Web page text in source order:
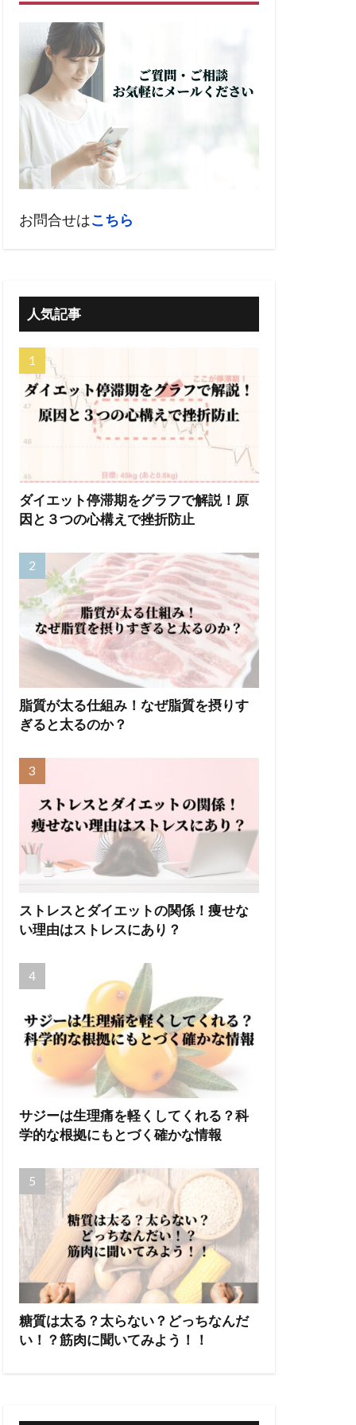
お問合せはこちら
人気記事
ダイエット停滞期をグラフで解説！原
因と３つの心構えで挫折防止
脂質が太る仕組み！なぜ脂質を摂りす
ぎると太るのか？
ストレスとダイエットの関係！痩せな
い理由はストレスにあり？
サジーは生理痛を軽くしてくれる？科
学的な根拠にもとづく確かな情報
糖質は太る？太らない？どっちなんだ
い！？筋肉に聞いてみよう！！